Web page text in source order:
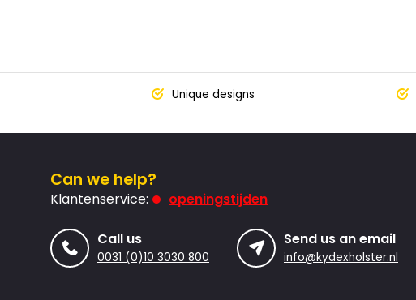
Unique designs
Can we help?
Klantenservice: openingstijden
Call us
0031 (0)10 3030 800
Send us an email
info@kydexholster.nl